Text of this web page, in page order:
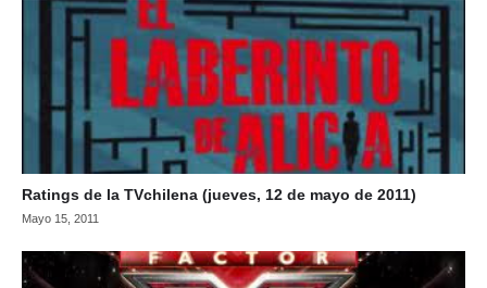
Ratings de la TVchilena (jueves, 12 de mayo de 2011)
Mayo 15, 2011